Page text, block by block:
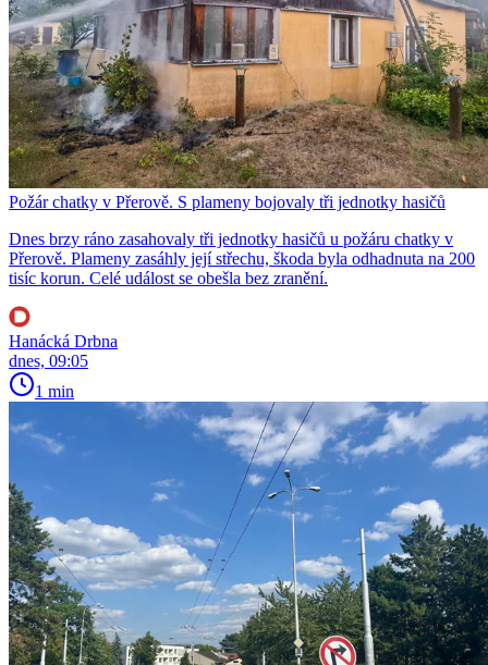
Požár chatky v Přerově. S plameny bojovaly tři jednotky hasičů
Dnes brzy ráno zasahovaly tři jednotky hasičů u požáru chatky v
Přerově. Plameny zasáhly její střechu, škoda byla odhadnuta na 200
tisíc korun. Celé událost se obešla bez zranění.
Hanácká Drbna
dnes, 09:05
1 min